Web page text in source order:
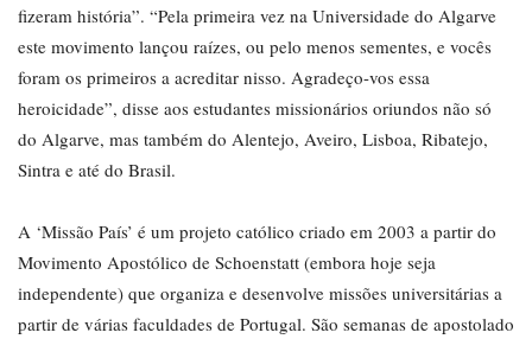
fizeram história”. “Pela primeira vez na Universidade do Algarve
este movimento lançou raízes, ou pelo menos sementes, e vocês
foram os primeiros a acreditar nisso. Agradeço-vos essa
heroicidade”, disse aos estudantes missionários oriundos não só
do Algarve, mas também do Alentejo, Aveiro, Lisboa, Ribatejo,
Sintra e até do Brasil.
A ‘Missão País’ é um projeto católico criado em 2003 a partir do
Movimento Apostólico de Schoenstatt (embora hoje seja
independente) que organiza e desenvolve missões universitárias a
partir de várias faculdades de Portugal. São semanas de apostolado